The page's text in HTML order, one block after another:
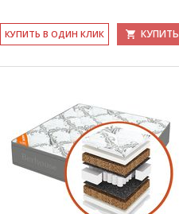
КУ­ПИТЬ В ОДИН КЛИК КУПИТЬ